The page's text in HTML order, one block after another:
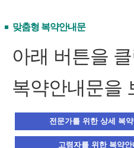
맞춤형 복약안내문
아래 버튼을
복약안내문을